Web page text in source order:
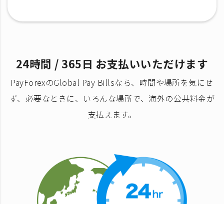
24時間 / 365日 お支払いいただけます
PayForexのGlobal Pay Billsなら、時間や場所を気にせ
ず、必要なときに、いろんな場所で、海外の公共料金が
支払えます。